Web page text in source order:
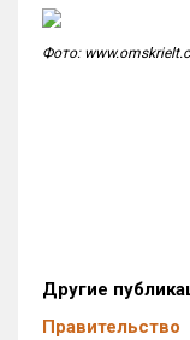
Фото:
Другие